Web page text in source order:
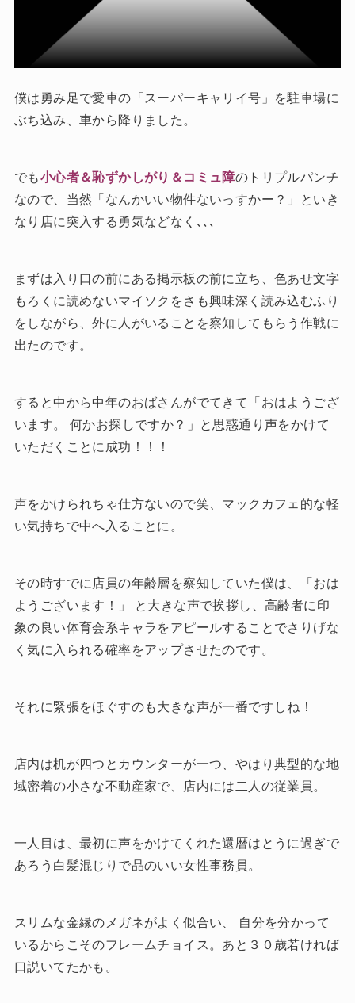
僕は勇み足で愛車の「スーパーキャリイ号」を駐車場に
ぶち込み、車から降りました。
でも小心者＆恥ずかしがり＆コミュ障のトリプルパンチ
なので、当然「なんかいい物件ないっすかー？」といき
なり店に突入する勇気などなく､､､
まずは入り口の前にある掲示板の前に立ち、色あせ文字
もろくに読めないマイソクをさも興味深く読み込むふり
をしながら、外に人がいることを察知してもらう作戦に
出たのです。
すると中から中年のおばさんがでてきて「おはようござ
います。 何かお探しですか？」と思惑通り声をかけて
いただくことに成功！！！
声をかけられちゃ仕方ないので笑、マックカフェ的な軽
い気持ちで中へ入ることに。
その時すでに店員の年齢層を察知していた僕は、「おは
ようございます！」 と大きな声で挨拶し、高齢者に印
象の良い体育会系キャラをアピールすることでさりげな
く気に入られる確率をアップさせたのです。
それに緊張をほぐすのも大きな声が一番ですしね！
店内は机が四つとカウンターが一つ、やはり典型的な地
域密着の小さな不動産家で、店内には二人の従業員。
一人目は、最初に声をかけてくれた還暦はとうに過ぎで
あろう白髪混じりで品のいい女性事務員。
スリムな金縁のメガネがよく似合い、 自分を分かって
いるからこそのフレームチョイス。あと３０歳若ければ
口説いてたかも。